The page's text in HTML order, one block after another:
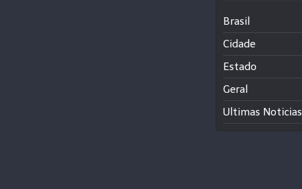
Brasil
Cidade
Estado
Geral
Ultimas Noticias